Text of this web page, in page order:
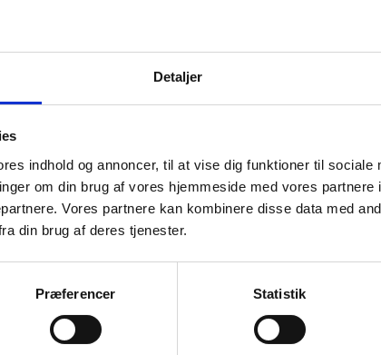
Detaljer
indhold og annoncer, til at vise dig funktioner til sociale
om din brug af vores hjemmeside med vores partnere
Vores partnere kan kombinere disse data med
din brug af deres tjenester.
Præferencer Statistik